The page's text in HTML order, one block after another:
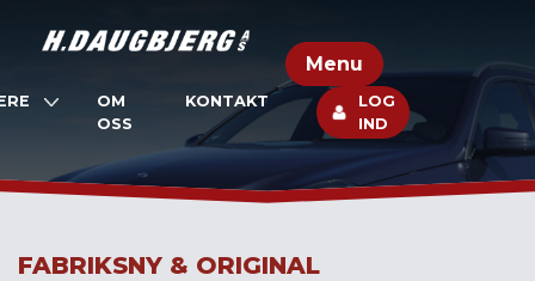
Menu
OM
OSS
KONTAKT
LOG
IND
FABRIKSNY & ORIGINAL